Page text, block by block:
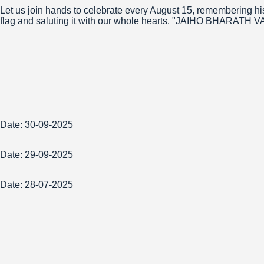
Let us join hands to celebrate every August 15, remembering
flag and saluting it with our whole hearts. "JAIHO BHARATH
Date: 30-09-2025
Date: 29-09-2025
Date: 28-07-2025